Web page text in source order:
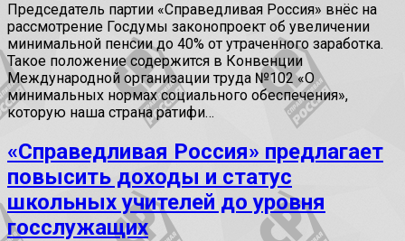
Председатель партии «Справедливая Россия» внёс на
рассмотрение Госдумы законопроект об увеличении
минимальной пенсии до 40% от утраченного заработка.
Такое положение содержится в Конвенции
Международной организации труда №102 «О
минимальных нормах социального обеспечения»,
которую наша страна ратифи…
«Справедливая Россия» предлагает
повысить доходы и статус
школьных учителей до уровня
госслужащих